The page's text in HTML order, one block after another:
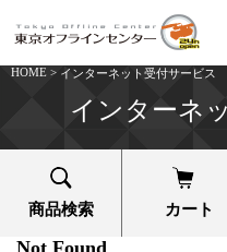
HOME > インターネット受付サービス
インターネ
商品検索 カート
Not Found